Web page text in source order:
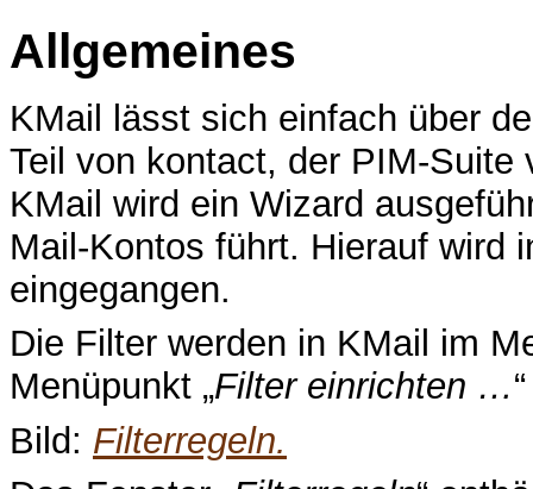
Allgemeines
KMail lässt sich einfach über
Teil von kontact, der PIM-
KMail wird ein Wizard
Mail-Kontos führt. Hierauf wird
eingegangen.
Die Filter werden in KMail im
Menüpunkt „Filter einrichten …
Bild: Filterregeln.